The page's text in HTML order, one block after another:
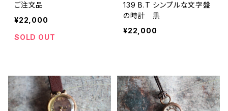
ヘアゴム
ご注文品
¥22,000
SOLD OUT
139 B.T シンプルな文字盤
の時計 黒
¥22,000